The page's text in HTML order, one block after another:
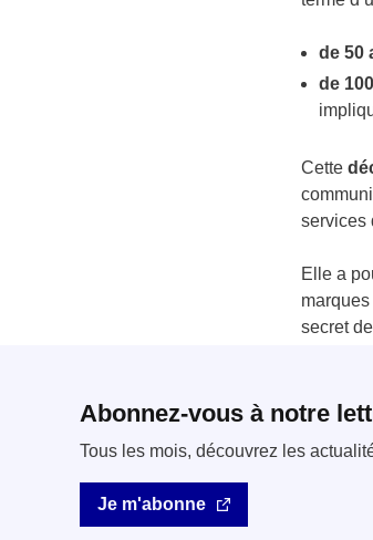
de 50
de
Cette
services
Elle a
secret
Abonnez-vous à notre
Tous les mois, découvrez les
Je m'abonne